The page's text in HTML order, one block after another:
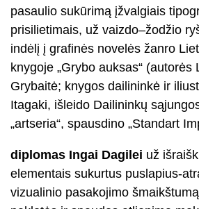
pasaulio sukūrimą įžvalgiais
prisilietimais, už vaizdo–žodžio
indėlį į grafinės novelės žanro
knygoje „Grybo auksas“
Grybaitė; knygos dailininkė ir
Itagaki, išleido Dailininkų
„artseria“, spausdino „Standart
diplomas Ingai Dagilei už
elementais sukurtus puslapius-
vizualinio pasakojimo